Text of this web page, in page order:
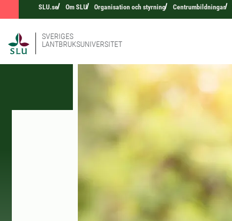
SLU.se Om SLU Organisation och styrning Centrumbildningar
SVERIGES
LANTBRUKSUNIVERSITET